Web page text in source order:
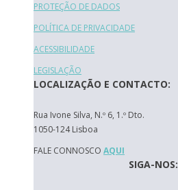
PROTEÇÃO DE DADOS
POLÍTICA DE PRIVACIDADE
ACESSIBILIDADE
LEGISLAÇÃO
LOCALIZAÇÃO E CONTACTO:
Rua Ivone Silva, N.º 6, 1.º Dto.
1050-124 Lisboa
FALE CONNOSCO AQUI
SIGA-NOS: